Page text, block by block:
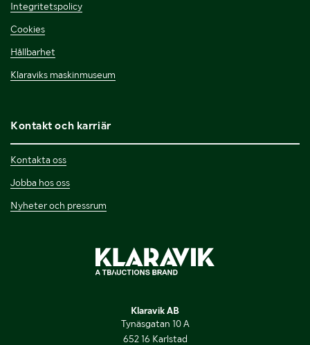
Integritetspolicy
Cookies
Hållbarhet
Klaraviks maskinmuseum
Kontakt och karriär
Kontakta oss
Jobba hos oss
Nyheter och pressrum
Klaravik AB
Tynäsgatan 10 A
652 16 Karlstad